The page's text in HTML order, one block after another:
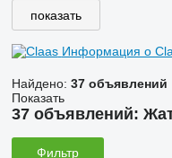
показать
Информация о
Найдено: 37 объявлений
Показать
37 объявлений:
Фильтр